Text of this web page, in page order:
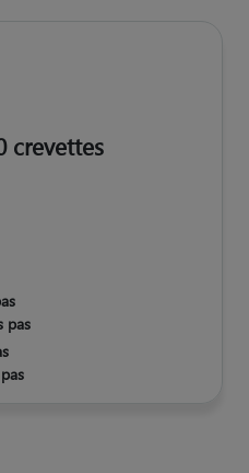
crevettes
pas